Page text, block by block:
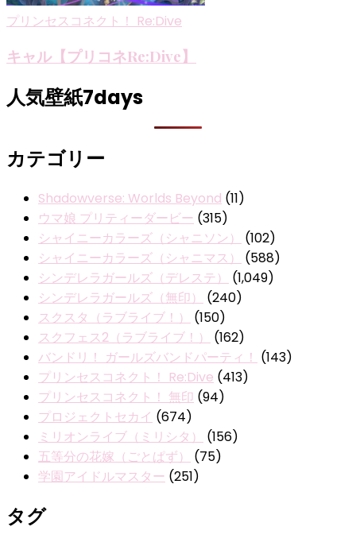
プリンセスコネクト！ Re:Dive
キャル【プリコネRe:Dive】
人気壁紙7days
カテゴリー
Shadowverse: Worlds Beyond (11)
ウマ娘 プリティーダービー (315)
シャイニーカラーズ（シャニソン）
(102)
シャイニーカラーズ（シャニマス）
(588)
シンデレラガールズ（デレステ）
(1,049)
シンデレラガールズ（無印）
(240)
スクスタ（ラブライブ！）
(150)
スクフェス2（ラブライブ！）
(162)
バンドリ！ ガールズバンドパーティ！ (143)
プリンセスコネクト！ Re:Dive (413)
プリンセスコネクト！ 無印 (94)
プロジェクトセカイ (674)
ミリオンライブ（ミリシタ）
(156)
五等分の花嫁（ごとぱず）
(75)
学園アイドルマスター (251)
タグ